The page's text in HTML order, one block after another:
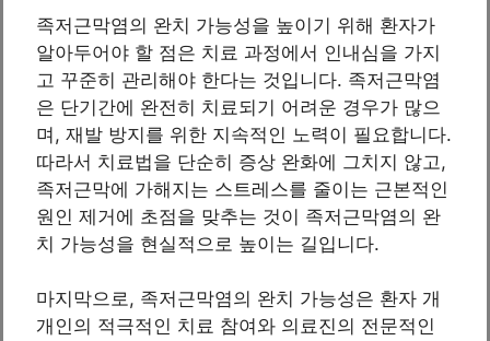
족저근막염의 완치 가능성을 높이기 위해 환자가
알아두어야 할 점은 치료 과정에서 인내심을 가지
고 꾸준히 관리해야 한다는 것입니다. 족저근막염
은 단기간에 완전히 치료되기 어려운 경우가 많으
며, 재발 방지를 위한 지속적인 노력이 필요합니다.
따라서 치료법을 단순히 증상 완화에 그치지 않고,
족저근막에 가해지는 스트레스를 줄이는 근본적인
원인 제거에 초점을 맞추는 것이 족저근막염의 완
치 가능성을 현실적으로 높이는 길입니다.
마지막으로, 족저근막염의 완치 가능성은 환자 개
개인의 적극적인 치료 참여와 의료진의 전문적인